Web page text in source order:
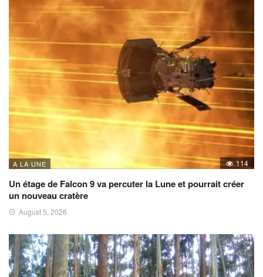
A LA UNE 114
Un étage de Falcon 9 va percuter la Lune et pourrait créer
un nouveau cratère
August 5, 2026